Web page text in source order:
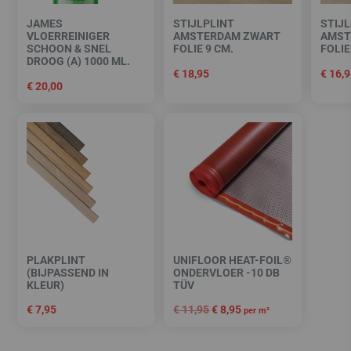
JAMES
VLOERREINIGER
SCHOON & SNEL
DROOG (A) 1000 ML.
€20,00
STIJLPLINT
AMSTERDAM ZWART
FOLIE 9 CM.
€ 18,95
FOLIE
€
PLAKPLINT
(BIJPASSEND IN
KLEUR)
€7,95
UNIFLOOR HEAT-FOIL®
ONDERVLOER -10 DB
TÜV
€11,95 €8,95 per m²